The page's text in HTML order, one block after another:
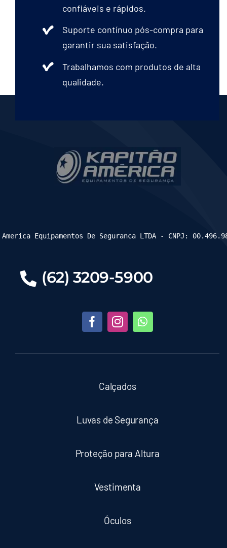
confiáveis e rápidos.
Suporte contínuo pós-compra para
garantir sua satisfação.
Trabalhamos com produtos de alta
qualidade.
(62) 3209-5900
Calçados
Luvas de Segurança
Proteção para Altura
Vestimenta
Óculos
Equipamentos De Seguranca LTDA - CNPJ: